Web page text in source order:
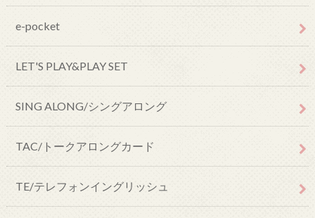
e-pocket
LET'S PLAY&PLAY SET
SING ALONG/シングアロング
TAC/トークアロングカード
TE/テレフォンイングリッシュ